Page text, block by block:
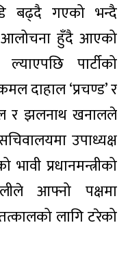
बढ्दै गएको भन्दै
आलोचना हुँदै आएको
पार्टीको
दाहाल ‘प्रचण्ड’ र
र झलनाथ खनालले
उपाध्यक्ष
प्रधानमन्त्रीको
आफ्नो पक्षमा
लागि टरेको